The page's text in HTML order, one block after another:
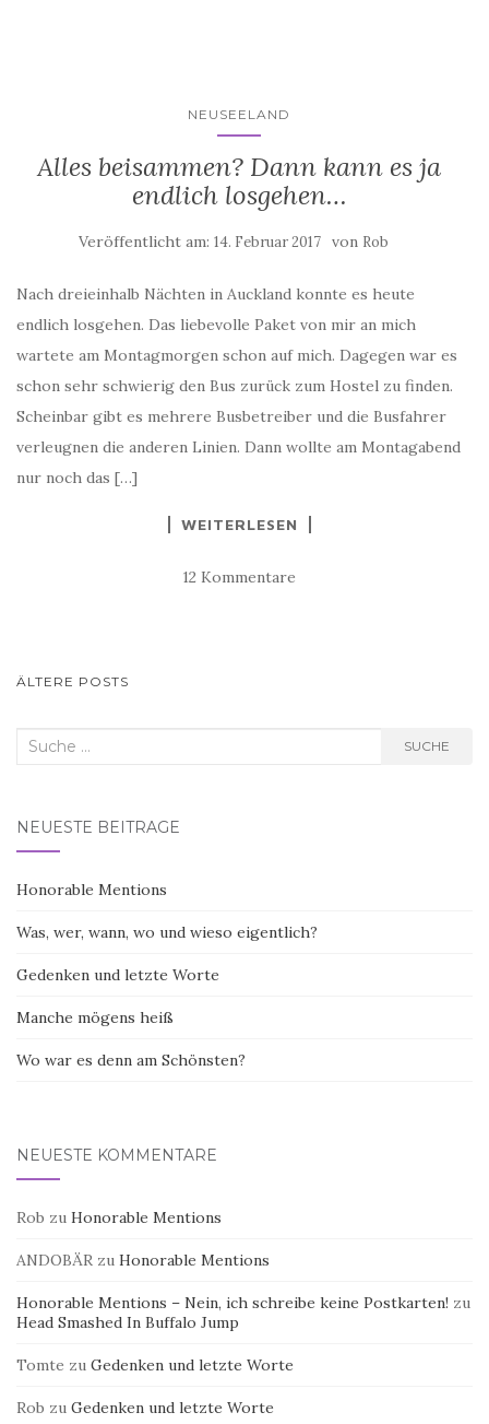
NEUSEELAND
Alles beisammen? Dann kann es ja
endlich losgehen…
Veröffentlicht am: 14. Februar 2017 von Rob
Nach dreieinhalb Nächten in Auckland konnte es heute
endlich losgehen. Das liebevolle Paket von mir an mich
wartete am Montagmorgen schon auf mich. Dagegen war es
schon sehr schwierig den Bus zurück zum Hostel zu finden.
Scheinbar gibt es mehrere Busbetreiber und die Busfahrer
verleugnen die anderen Linien. Dann wollte am Montagabend
nur noch das […]
WEITERLESEN
12 Kommentare
BEITRAGS-
ÄLTERE POSTS
Suche
SUCHE
NEUESTE BEITRÄGE
Honorable Mentions
Was, wer, wann, wo und wieso eigentlich?
Gedenken und letzte Worte
Manche mögens heiß
Wo war es denn am Schönsten?
NEUESTE KOMMENTARE
Rob zu Honorable Mentions
ANDOBÄR zu Honorable Mentions
Honorable Mentions – Nein, ich schreibe keine Postkarten! zu
Head Smashed In Buffalo Jump
Tomte zu Gedenken und letzte Worte
Rob zu Gedenken und letzte Worte